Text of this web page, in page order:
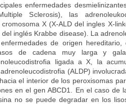
enfermedades
Sclerosis), las
X (X-ALD del ingles X-
inglés Krabbe disease). La
de origen
de cadena muy larga y
ligada a X, la
(ALDP)
el interior de los peroxisomas
en el gen ABCD1. En el caso de
no se puede degradar en los